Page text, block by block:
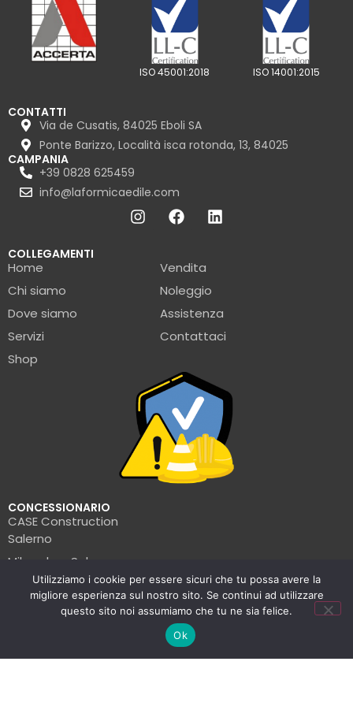
ISO 45001:2018 ISO 14001:2015
CONTATTI
Via de Cusatis, 84025 Eboli SA
Ponte Barizzo, Località isca rotonda, 13, 84025
CAMPANIA
+39 0828 625459
info@laformicaedile.com
COLLEGAMENTI
Home
Chi siamo
Dove siamo
Servizi
Shop
Vendita
Noleggio
Assistenza
Contattaci
CONCESSIONARIO
CASE Construction
Salerno
Milwaukee Salerno
Turbosol Salerno
Pramac Salerno
Utilizziamo i cookie per essere sicuri che tu possa avere la
migliore esperienza sul nostro sito. Se continui ad utilizzare
questo sito noi assumiamo che tu ne sia felice.
Ok